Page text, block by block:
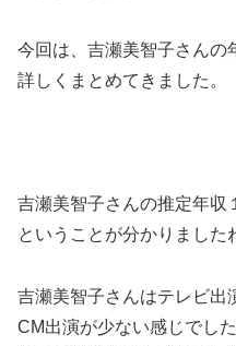
今回は、吉瀬美智子さんの
詳しくまとめてきました。
吉瀬美智子さんの推定年収
ということが分かりました
吉瀬美智子さんはテレビ出
CM出演が少ない感じでし